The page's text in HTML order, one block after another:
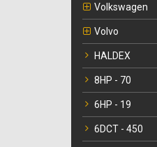
Volkswagen
Volvo
HALDEX
8HP - 70
6HP - 19
6DCT - 450